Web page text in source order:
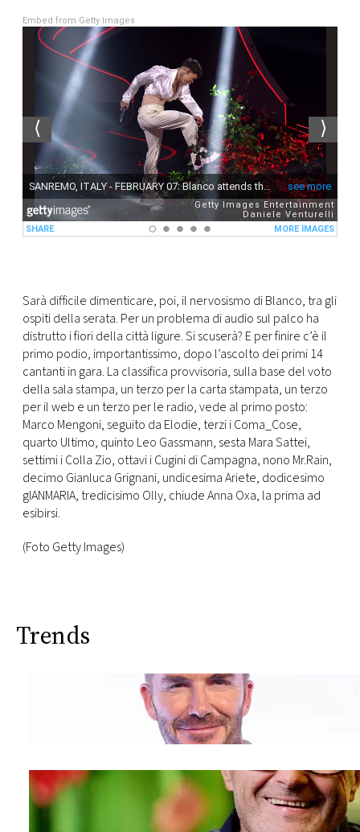
Embed from Getty Images
Sarà difficile dimenticare, poi, il nervosismo di Blanco, tra gli
ospiti della serata. Per un problema di audio sul palco ha
distrutto i fiori della città ligure. Si scuserà? E per finire c’è il
primo podio, importantissimo, dopo l’ascolto dei primi 14
cantanti in gara. La classifica provvisoria, sulla base del voto
della sala stampa, un terzo per la carta stampata, un terzo
per il web e un terzo per le radio, vede al primo posto:
Marco Mengoni, seguito da Elodie, terzi i Coma_Cose,
quarto Ultimo, quinto Leo Gassmann, sesta Mara Sattei,
settimi i Colla Zio, ottavi i Cugini di Campagna, nono Mr.Rain,
decimo Gianluca Grignani, undicesima Ariete, dodicesimo
gIANMARIA, tredicisimo Olly, chiude Anna Oxa, la prima ad
esibirsi.
(Foto Getty Images)
Trends